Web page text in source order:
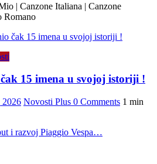
| Canzone Italiana | Canzone
Romano
15 imena u svojoj istoriji !
2026 Novosti Plus 0 Comments 1 min